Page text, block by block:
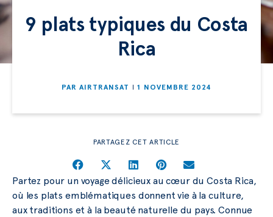
9 plats typiques du Costa
Rica
PAR AIRTRANSAT 1 NOVEMBRE 2024
PARTAGEZ CET ARTICLE
Partez pour un voyage délicieux au cœur du Costa Rica,
où les plats emblématiques donnent vie à la culture,
aux traditions et à la beauté naturelle du pays. Connue